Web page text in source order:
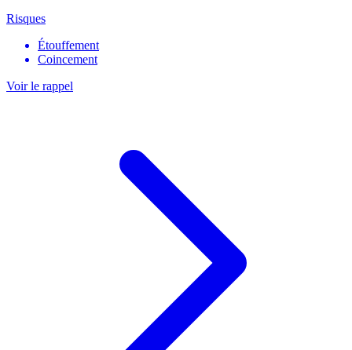
Risques
Étouffement
Coincement
Voir le rappel